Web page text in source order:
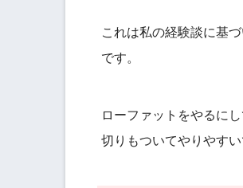
これは私の経験談に基
です。
ローファットをやるに
切りもついてやりやすい